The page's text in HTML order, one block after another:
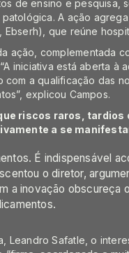
de ensino e pesquisa,
A ação agrega
que reúne
ação, complementada
iniciativa está aberta à
a qualificação das
explicou Campos.
riscos raros, tardios
a se
É indispensável
o diretor,
a inovação obscureça
Leandro Safatle, o